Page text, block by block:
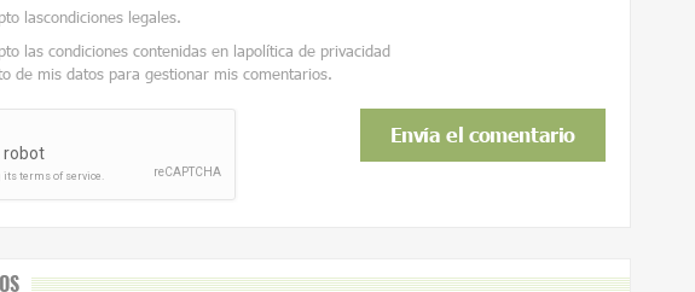
lascondiciones legales.
las condiciones contenidas en lapolítica de privacidad
de mis datos para gestionar mis comentarios.